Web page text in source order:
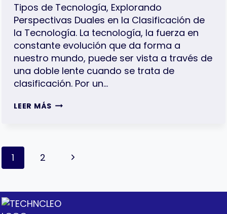
Tipos de Tecnología, Explorando
Perspectivas Duales en la Clasificación de
la Tecnología. La tecnología, la fuerza en
constante evolución que da forma a
nuestro mundo, puede ser vista a través de
una doble lente cuando se trata de
clasificación. Por un…
LEER MÁSTIPOS
CLASIFICACIÓN
Navegación
De
1 2
Siguiente